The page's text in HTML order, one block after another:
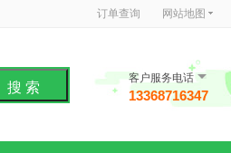
订单查询 网站地图
搜 索
客户服务电话
13368716347